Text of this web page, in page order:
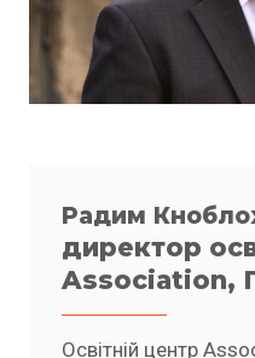
Радим
директор
Association,
Освітній центр